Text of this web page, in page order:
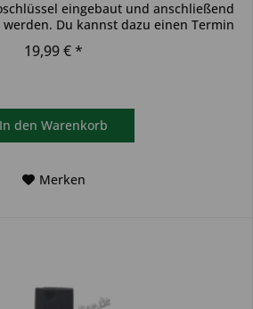
eingebaut und anschließend
Du kannst dazu einen Termin
19,99 € *
In den Warenkorb
Merken